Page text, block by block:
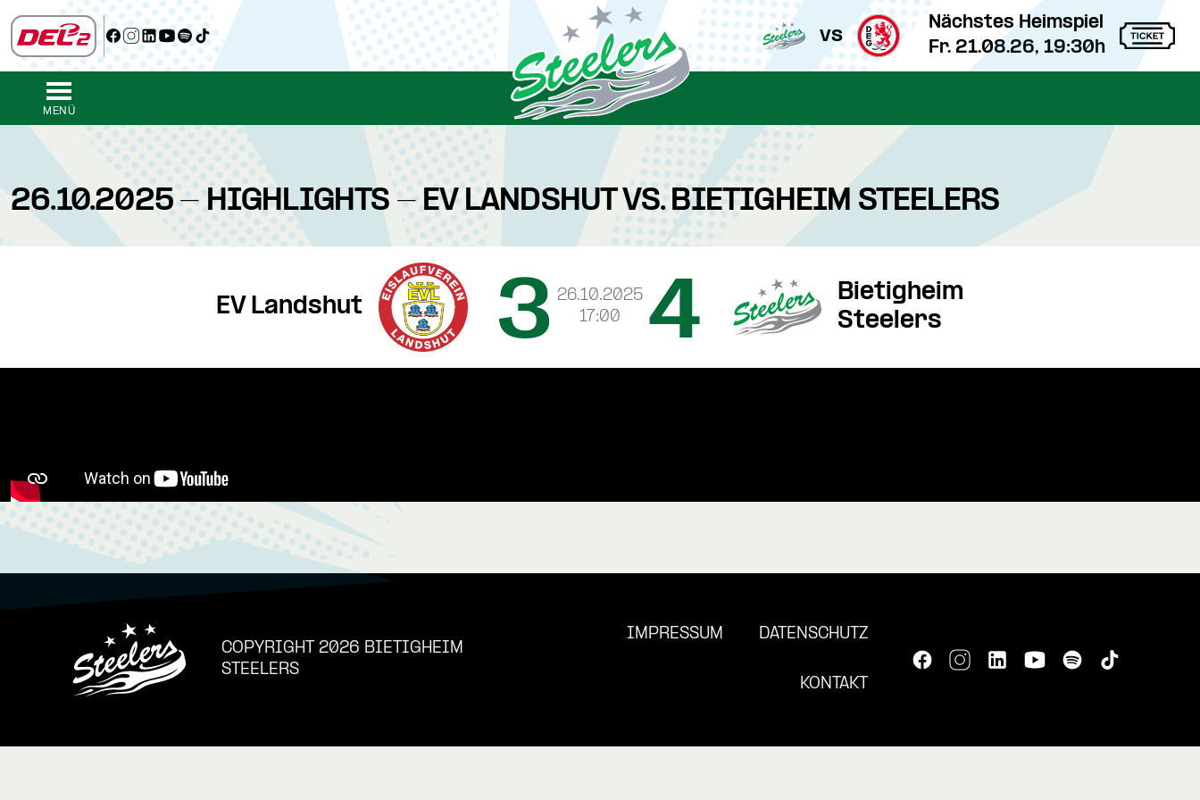
vs
Nächstes Heimspiel
Fr. 21.08.26, 19:30h
MENÜ
26.10.2025 - HIGHLIGHTS - EV LANDSHUT VS. BIETIGHEIM STEELERS
EV Landshut 3 26.10.2025
17:00
Bietigheim
Steelers
4
COPYRIGHT 2026 BIETIGHEIM
STEELERS
IMPRESSUM DATENSCHUTZ
KONTAKT